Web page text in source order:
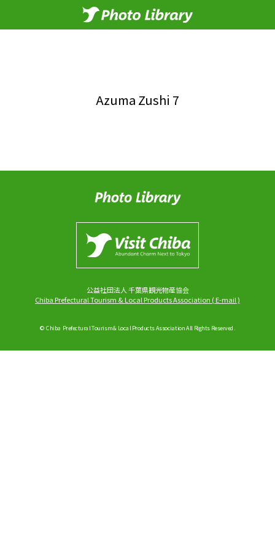
Azuma Zushi 7
公益社団法人 千葉県観光物産協会
Chiba Prefectural Tourism & Local Products Association (E-mail)
© Chiba Prefectural Tourism & Local Products Association All Rights Reserved.